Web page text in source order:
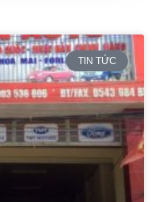
TIN TỨC